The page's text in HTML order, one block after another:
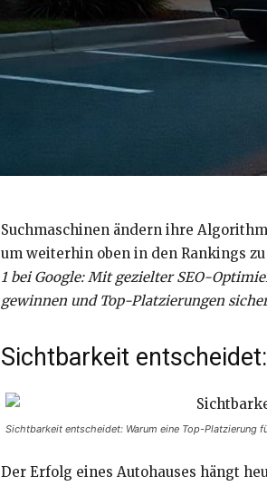
Suchmaschinen ändern ihre
um weiterhin oben in den Rankings
1 bei Google: Mit gezielter SEO-
gewinnen und Top-Platzierungen
Sichtbarkeit
Sichtbarkeit entscheidet: Warum eine Top-Platzierung
Der Erfolg eines Autohauses hängt